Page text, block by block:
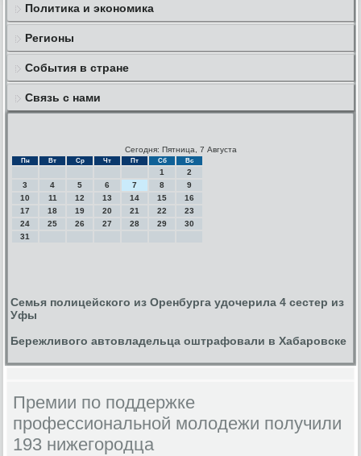
Политика и экономика
Регионы
События в стране
Связь с нами
Сегодня: Пятница, 7 Августа
Пн Вт Ср Чт Пт Сб Вс
1
2
3
4 5 6 7 8
9
10
11 12 13 14 15
16
17
18 19 20 21 22
23
24
25 26 27 28 29
30
31
Семья полицейского из Оренбурга удочерила 4 сестер из
Уфы
Бережливого автовладельца оштрафовали в Хабаровске
Премии по поддержке
профессиональной молодежи получили
193 нижегородца